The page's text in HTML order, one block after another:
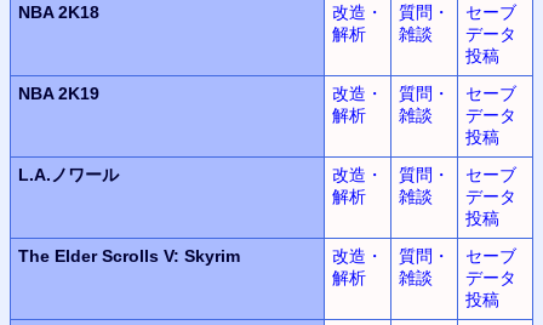
NBA 2K18
改造・
解析
質問・
雑談
セーブ
データ
投稿
NBA 2K19
改造・
解析
質問・
雑談
セーブ
データ
投稿
L.A. ノワール
改造・
解析
質問・
雑談
セーブ
データ
投稿
The Elder Scrolls V: Skyrim
改造・
解析
質問・
雑談
セーブ
データ
投稿